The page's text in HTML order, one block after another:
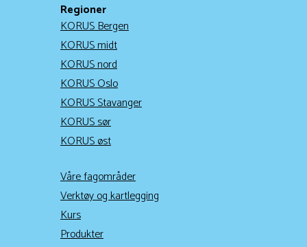
Regioner
KORUS Bergen
KORUS midt
KORUS nord
KORUS Oslo
KORUS Stavanger
KORUS sør
KORUS øst
Våre fagområder
Verktøy og kartlegging
Kurs
Produkter